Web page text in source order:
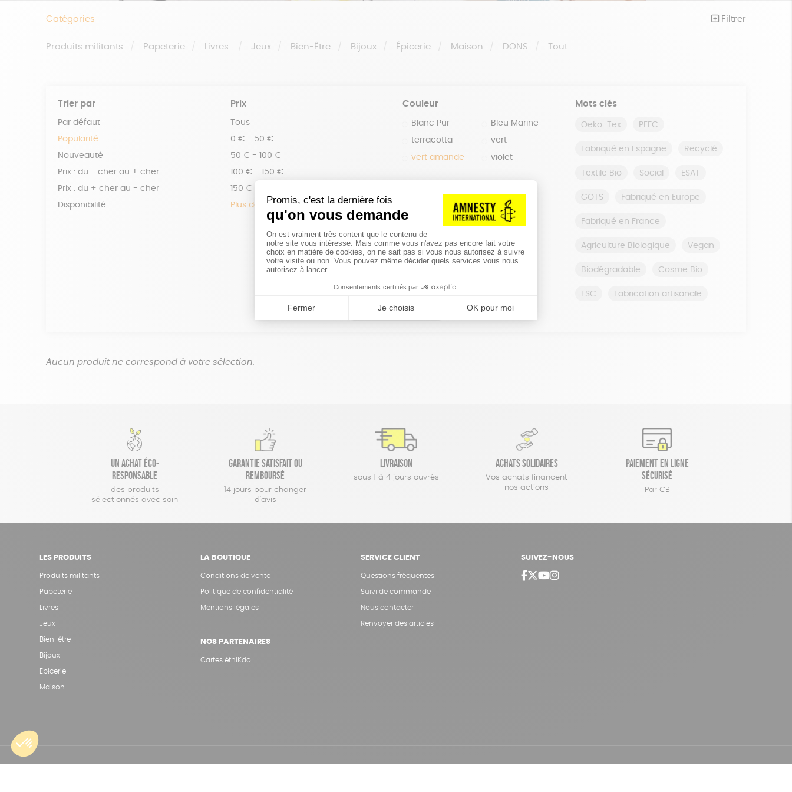
Catégories Filtrer
Produits militants Papeterie Livres Jeux Bien-Être Bijoux Épicerie Maison DONS Tout
Trier par
Par défaut
Popularité
Nouveauté
Prix : du - cher au + cher
Prix : du + cher au - cher
Disponibilité
Prix
Tous
0 € - 50 €
50 € - 100 €
100 € - 150 €
150 € - 200 €
Plus de 200€
Couleur
Blanc Pur Bleu Marine
terracotta vert
vert amande violet
Mots clés
Oeko-Tex PEFC
Fabriqué en Espagne Recyclé
Textile Bio Social ESAT
GOTS Fabriqué en Europe
Fabriqué en France
Agriculture Biologique Vegan
Biodégradable Cosme Bio
FSC Fabrication artisanale
réinitialiser les filtres
Aucun produit ne correspond à votre sélection.
Un achat éco-
responsable
des produits
sélectionnés avec soin
Garantie satisfait ou
remboursé
14 jours pour changer
d'avis
Livraison
sous 1 à 4 jours ouvrés
Achats solidaires
Vos achats financent
nos actions
Paiement en ligne
sécurisé
Par CB
LES PRODUITS
Produits militants
Papeterie
Livres
Jeux
Bien-être
Bijoux
Epicerie
Maison
LA BOUTIQUE
Conditions de vente
Politique de confidentialité
Mentions légales
NOS PARTENAIRES
Cartes éthiKdo
SERVICE CLIENT
Questions fréquentes
Suivi de commande
Nous contacter
Renvoyer des articles
SUIVEZ-NOUS